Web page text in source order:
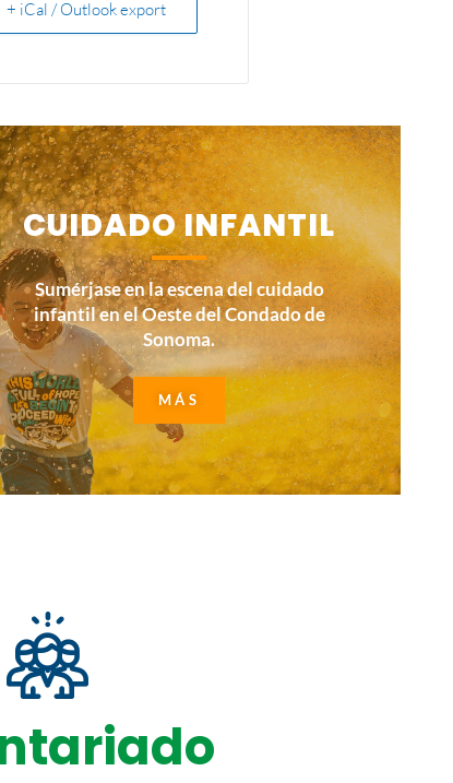
+ iCal / Outlook export
CUIDADO INFANTIL
Sumérjase en la escena del cuidado
infantil en el Oeste del Condado de
Sonoma.
MÁS